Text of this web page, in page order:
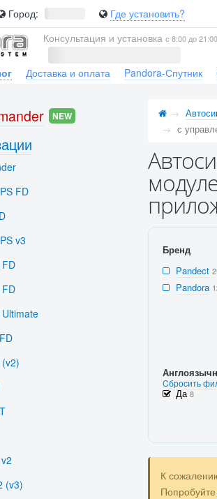
Город: Где установить?
Консультация и установка с 8:00 до 21:00
Доставка и оплата Pandora-Спутник
с
Бренд
Pandect
Pandora
Cбросить
Да8
К
Попробуйте
NEW
FD
v3
(v3)